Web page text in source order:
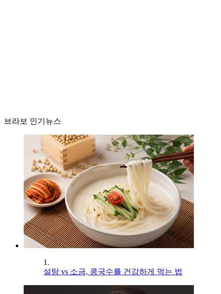
브라보 인기뉴스
1.
설탕 vs 소금, 콩국수를 건강하게 먹는 법